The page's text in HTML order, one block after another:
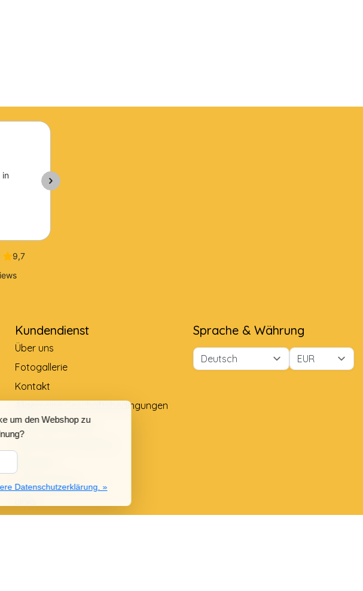
um den Webshop zu
Datenschutzerklärung. »
Kundendienst
Über uns
Fotogallerie
Kontakt
Allgemeine Geschäftsbedingungen
Zahlungsmethode
Größentabelle
Sprache & Währung